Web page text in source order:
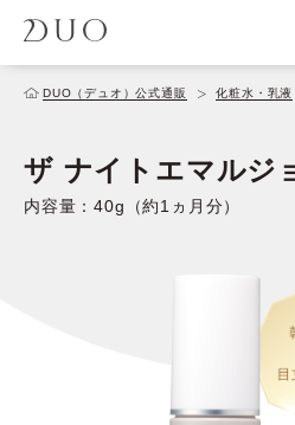
ログイン・新規会員登録
初めての方へ
DUO（デュオ）公式通販 化粧水・乳液
ザ ナイトエマルジ
内容量：40g（約1ヵ月分）